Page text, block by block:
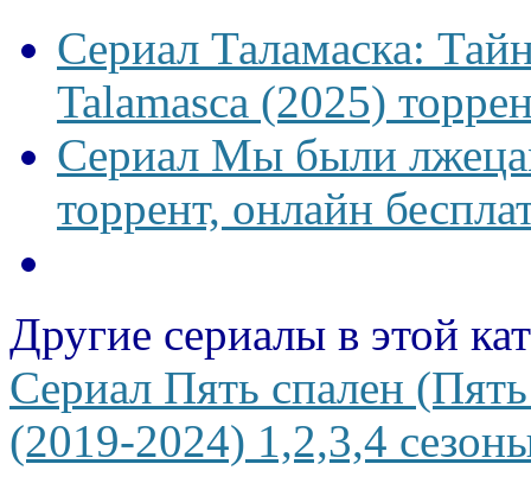
Сериал Таламаска:
Talamasca (2025)
Сериал Мы были
торрент, онлайн
Другие сериалы в этой
Сериал Пять спален
(2019-2024) 1,2,3,4